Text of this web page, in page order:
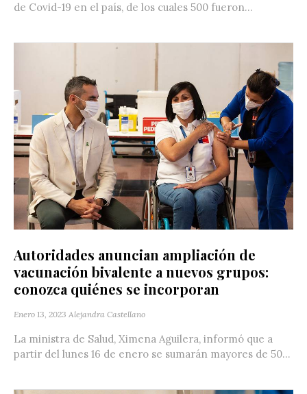
de Covid-19 en el país, de los cuales 500 fueron...
Autoridades anuncian ampliación de
vacunación bivalente a nuevos grupos:
conozca quiénes se incorporan
Enero 13, 2023 Alejandra Castellano
La ministra de Salud, Ximena Aguilera, informó que a
partir del lunes 16 de enero se sumarán mayores de 50...